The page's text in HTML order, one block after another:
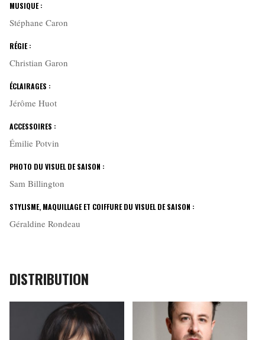
MUSIQUE :
Stéphane Caron
RÉGIE :
Christian Garon
ÉCLAIRAGES :
Jérôme Huot
ACCESSOIRES :
Émilie Potvin
PHOTO DU VISUEL DE SAISON :
Sam Billington
STYLISME, MAQUILLAGE ET COIFFURE DU VISUEL DE SAISON :
Géraldine Rondeau
DISTRIBUTION